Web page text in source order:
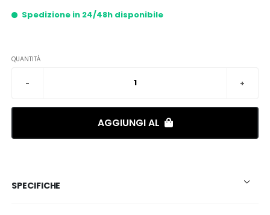
Spedizione in 24/48h disponibile
QUANTITÀ
AGGIUNGI AL
SPECIFICHE